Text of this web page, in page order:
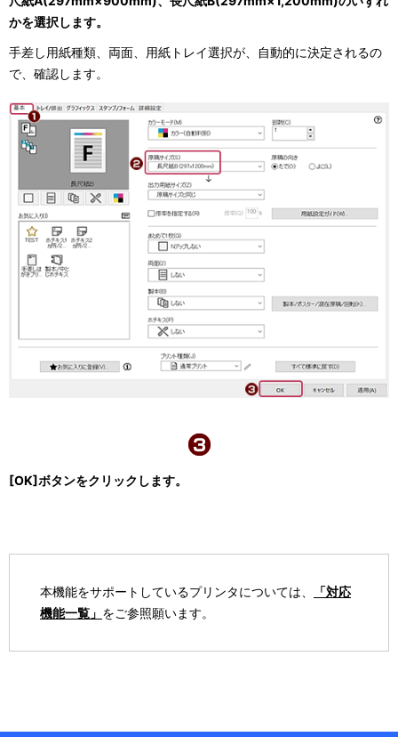
かを選択します。
手差し用紙種類、両面、用紙トレイ選択が、自動的に決定されるの
で、確認します。
[OK]ボタンをクリックします。
本機能をサポートしているプリンタについては、
「対応
機能一覧」 をご参照願います。